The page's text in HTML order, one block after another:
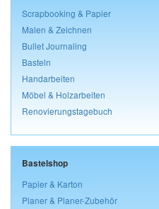
Scrapbooking & Papier
Malen & Zeichnen
Bullet Journaling
Basteln
Handarbeiten
Möbel & Holzarbeiten
Renovierungstagebuch
Bastelshop
Papier & Karton
Planer & Planer-Zubehör